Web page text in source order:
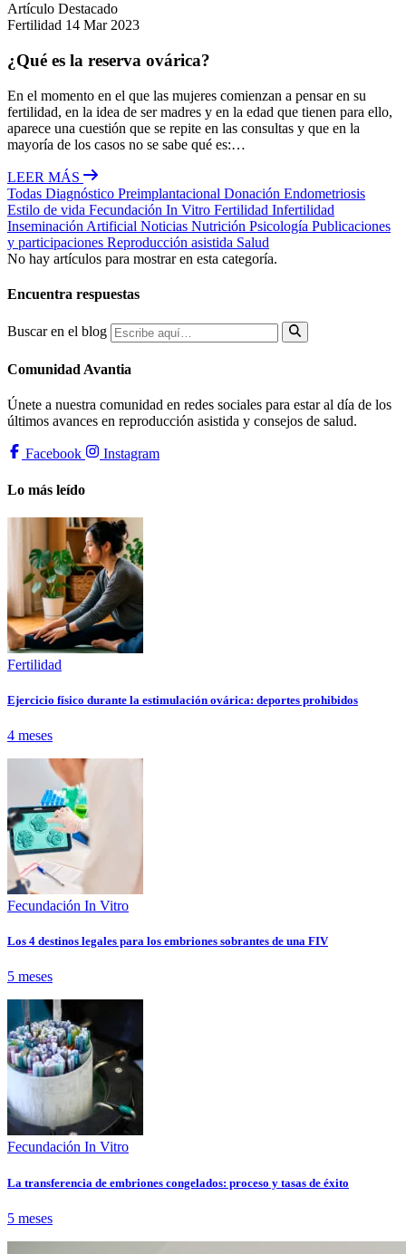
Artículo Destacado
Fertilidad 14 Mar 2023
¿Qué es la reserva ovárica?
En el momento en el que las mujeres comienzan a pensar en su
fertilidad, en la idea de ser madres y en la edad que tienen para ello,
aparece una cuestión que se repite en las consultas y que en la
mayoría de los casos no se sabe qué es:…
LEER MÁS
Todas Diagnóstico Preimplantacional Donación Endometriosis
Estilo de vida Fecundación In Vitro Fertilidad Infertilidad
Inseminación Artificial Noticias Nutrición Psicología Publicaciones
y participaciones Reproducción asistida Salud
No hay artículos para mostrar en esta categoría.
Encuentra respuestas
Buscar en el blog
Comunidad Avantia
Únete a nuestra comunidad en redes sociales para estar al día de los
últimos avances en reproducción asistida y consejos de salud.
Facebook Instagram
Lo más leído
Fertilidad
Ejercicio físico durante la estimulación ovárica: deportes prohibidos
4 meses
Fecundación In Vitro
Los 4 destinos legales para los embriones sobrantes de una FIV
5 meses
Fecundación In Vitro
La transferencia de embriones congelados: proceso y tasas de éxito
5 meses